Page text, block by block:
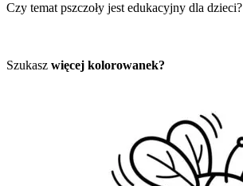
Czy temat pszczoły jest edukacyjny dla dzieci?
Szukasz więcej kolorowanek?